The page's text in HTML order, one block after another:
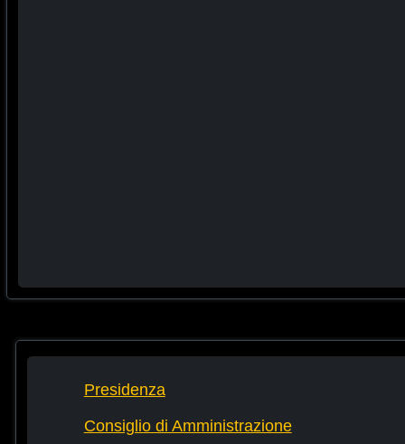
Presidenza
Consiglio di Amministrazione